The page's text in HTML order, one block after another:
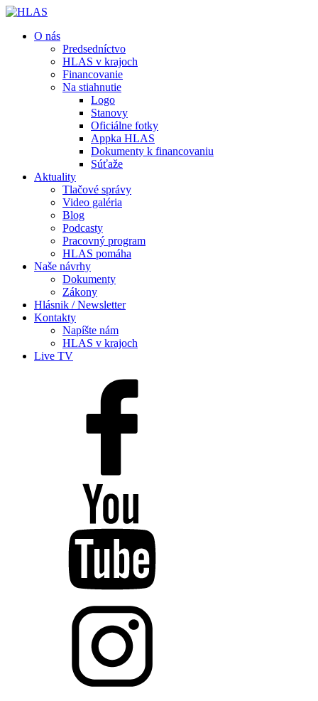
O nás
Predsedníctvo
HLAS v krajoch
Financovanie
Na stiahnutie
Logo
Stanovy
Oficiálne fotky
Appka HLAS
Dokumenty k financovaniu
Súťaže
Aktuality
Tlačové správy
Video galéria
Blog
Podcasty
Pracovný program
HLAS pomáha
Naše návrhy
Dokumenty
Zákony
Hlásnik / Newsletter
Kontakty
Napíšte nám
HLAS v krajoch
Live TV